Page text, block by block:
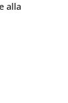
alla